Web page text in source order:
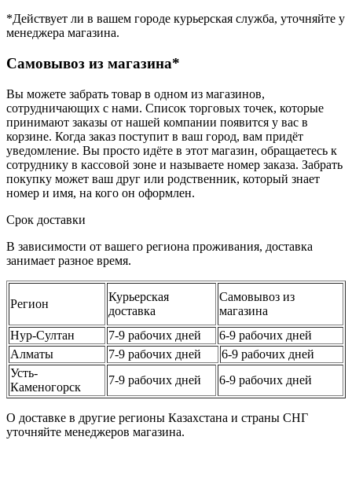
*Действует ли в вашем городе курьерская служба, уточняйте у
менеджера магазина.
Самовывоз из магазина*
Вы можете забрать товар в одном из магазинов,
сотрудничающих с нами. Список торговых точек, которые
принимают заказы от нашей компании появится у вас в
корзине. Когда заказ поступит в ваш город, вам придёт
уведомление. Вы просто идёте в этот магазин, обращаетесь к
сотруднику в кассовой зоне и называете номер заказа. Забрать
покупку может ваш друг или родственник, который знает
номер и имя, на кого он оформлен.
Срок доставки
В зависимости от вашего региона проживания, доставка
занимает разное время.
Регион
Курьерская
доставка
Самовывоз из
магазина
Нур-Султан
7-9 рабочих дней
6-9 рабочих дней
Алматы
7-9 рабочих дней
6-9 рабочих дней
Усть-
Каменогорск
7-9 рабочих дней 6-9 рабочих дней
О доставке в другие регионы Казахстана и страны СНГ
уточняйте менеджеров магазина.